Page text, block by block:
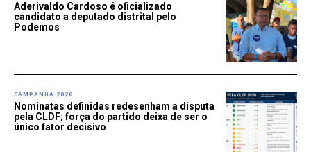
Aderivaldo Cardoso é oficializado
candidato a deputado distrital pelo
Podemos
CAMPANHA 2026
Nominatas definidas redesenham a disputa
pela CLDF; força do partido deixa de ser o
único fator decisivo